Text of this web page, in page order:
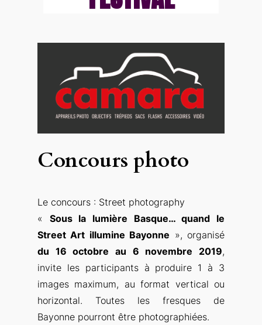
Concours photo
Le concours : Street photography
« Sous la lumière Basque… quand le
Street Art illumine Bayonne », organisé
du 16 octobre au 6 novembre 2019,
invite les participants à produire 1 à 3
images maximum, au format vertical ou
horizontal. Toutes les fresques de
Bayonne pourront être photographiées.